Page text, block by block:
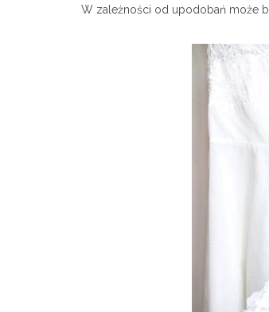
W zależności od upodobań może